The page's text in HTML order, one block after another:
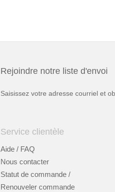
Rejoindre notre liste d'envoi
Saisissez votre adresse courriel et
Service clientèle
Aide / FAQ
Nous contacter
Statut de commande /
Renouveler commande